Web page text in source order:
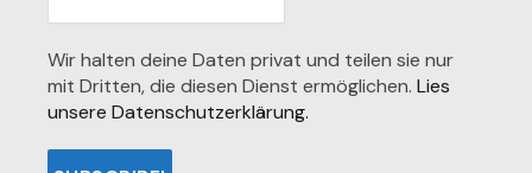
Wir halten deine Daten privat und teilen sie nur
mit Dritten, die diesen Dienst ermöglichen. Lies
unsere Datenschutzerklärung.